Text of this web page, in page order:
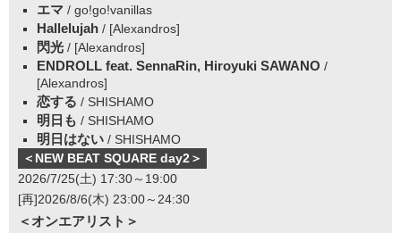
エマ / go!go!vanillas
Hallelujah / [Alexandros]
閃光 / [Alexandros]
ENDROLL feat. SennaRin, Hiroyuki SAWANO /
[Alexandros]
恋する / SHISHAMO
明日も / SHISHAMO
明日はない / SHISHAMO
＜NEW BEAT SQUARE day2＞
2026/7/25(土) 17:30～19:00
[再]2026/8/6(木) 23:00～24:30
＜オンエアリスト＞